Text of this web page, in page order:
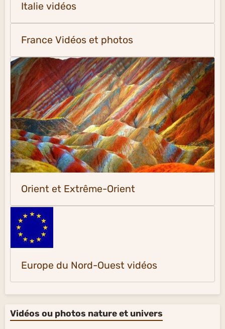
Italie vidéos
France Vidéos et photos
Orient et Extrême-Orient
Europe du Nord-Ouest vidéos
Vidéos ou photos nature et univers